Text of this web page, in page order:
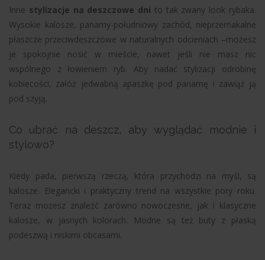
Inne stylizacje na deszczowe dni to tak zwany look rybaka.
Wysokie kalosze, panamy-południowy zachód, nieprzemakalne
płaszcze przeciwdeszczowe w naturalnych odcieniach –możesz
je spokojnie nosić w mieście, nawet jeśli nie masz nic
wspólnego z łowieniem ryb. Aby nadać stylizacji odrobinę
kobiecości, załóż jedwabną apaszkę pod panamę i zawiąż ją
pod szyją.
Co ubrać na deszcz, aby wyglądać modnie i
stylowo?
Kiedy pada, pierwszą rzeczą, która przychodzi na myśl, są
kalosze. Elegancki i praktyczny trend na wszystkie pory roku.
Teraz możesz znaleźć zarówno nowoczesne, jak i klasyczne
kalosze, w jasnych kolorach. Modne są też buty z płaską
podeszwą i niskimi obcasami.